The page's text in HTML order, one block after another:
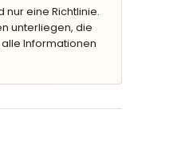
nur eine Richtlinie.
unterliegen, die
alle Informationen